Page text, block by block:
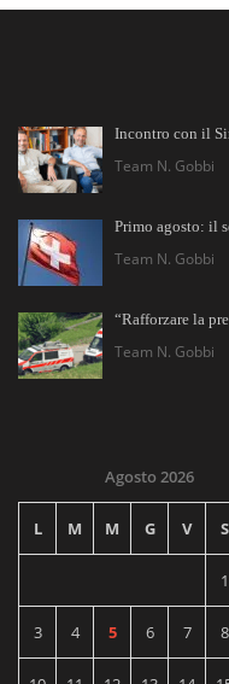
Incontro con il
Team N. Gobbi
Primo agosto: il
Team N. Gobbi
“Rafforzare la
Team N. Gobbi
Agosto 2026
L M M G V S
1
3 4 5 6 7 8